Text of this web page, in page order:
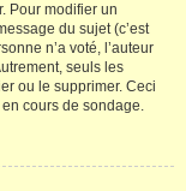
Pour modifier un
du sujet (c’est
n’a voté, l’auteur
seuls les
ou le supprimer. Ceci
cours de sondage.